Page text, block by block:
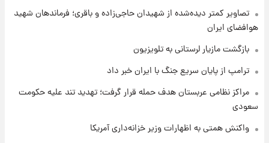
شارژ جدید کالابرگ برای سه دهک؛ جزئیات اعلام
تصاویر کمتر دیده‌شده از شهیدان حاجی‌زاده و باقری؛ فرماندهان شهید
هوافضای ایران
بازگشت مازیار لرستانی به تلویزیون
ترامپ از پایان سریع جنگ با ایران خبر داد
مراکز نظامی عربستان هدف حمله قرار گرفت؛ تهدید تند علیه حکومت
سعودی
واکنش همتی به اظهارات وزیر خزانه‌داری آمریکا